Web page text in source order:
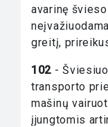
avarinę
greitį,
102 -
transporto
mašinų
įjungtomis